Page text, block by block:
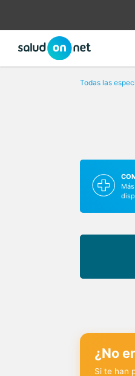
Todas las
¿No
Si te han